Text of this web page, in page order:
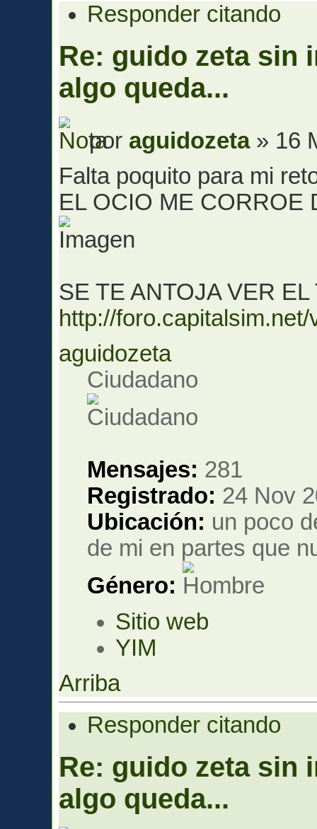
Responder citando
Re: guido zeta sin
algo queda...
por aguidozeta» 16
Falta poquito para mi
EL OCIO ME CORROE
SE TE ANTOJA VER
http://
aguidozeta
Ciudadano
Mensajes: 281
Registrado: 24 Nov
Ubicación: un poco
de mi en partes que
Género:
Sitio web
YIM
Arriba
Responder citando
Re: guido zeta sin
algo queda...